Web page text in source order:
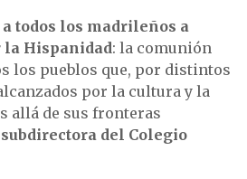
todos los madrileños a
la Hispanidad: la comunión
los pueblos que, por distintos
por la cultura y la
allá de sus fronteras
subdirectora del Colegio